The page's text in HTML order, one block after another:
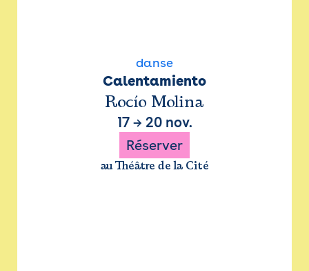
danse
Calentamiento
Rocío Molina
17→ 20 nov.
Réserver
au Théâtre de la Cité